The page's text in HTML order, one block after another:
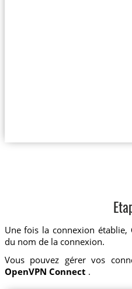
Une fois la connexion établie,
du nom de la connexion.
Vous pouvez gérer vos
OpenVPN Connect .